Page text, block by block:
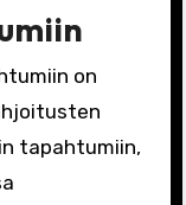
on
tapahtumiin,